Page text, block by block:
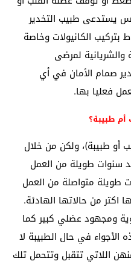
يستدعى طبيب التخدير
بتركيب الكانيولات وخاصة
والشريانية لمرضى
صمام الأمان في أي
فعليا بها.
طبيبة؟
أو طبيبة)، ولكن من خلال
سنوات طويلة من العمل
طويلة متواصلة من العمل
من حالاتها الهادئة.
ومجهود عضلي كبير كما
في حال الطبيبة لا
اللاتي تتقبل وتتحمل تلك